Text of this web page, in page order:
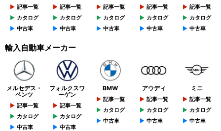
記事一覧
カタログ
中古車
記事一覧
カタログ
中古車
記事一覧
カタログ
中古車
記事一覧
カタログ
中古車
記事一覧
カタログ
中古車
輸入自動車メーカー
メルセデス・
ベンツ
記事一覧
カタログ
中古車
フォルクスワ
ーゲン
記事一覧
カタログ
中古車
BMW
記事一覧
カタログ
中古車
アウディ
記事一覧
カタログ
中古車
ミニ
記事一覧
カタログ
中古車